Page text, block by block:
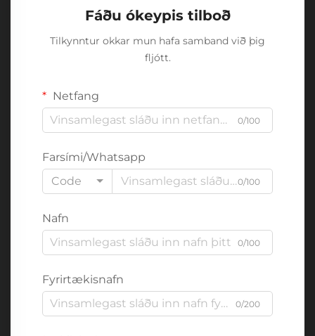
Fáðu ókeypis tilboð
Tilkynntur okkar mun hafa samband við þig
fljótt.
Netfang
0/100
Farsími/Whatsapp
Code
0/100
Nafn
0/100
Fyrirtækisnafn
0/200